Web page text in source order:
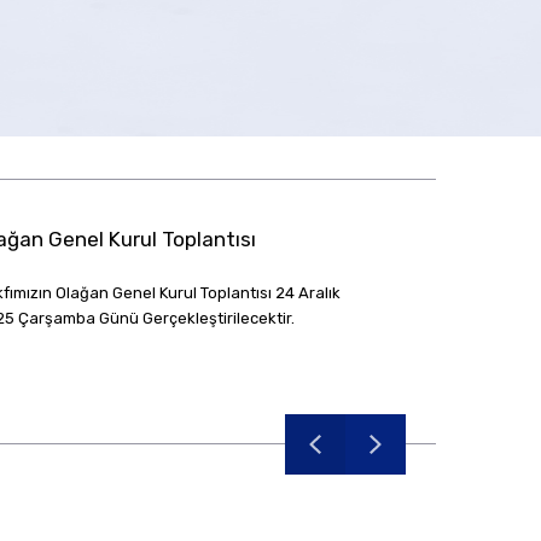
Genel Kurul Toplantısı
Olağan Genel Kurul Toplantısı 24 Aralık
Çarşamba Günü Gerçekleştirilecektir.